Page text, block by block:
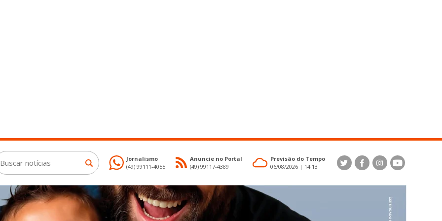
Jornalismo
(49) 99111-4055
Anuncie no Portal
(49) 99117-4389
Previsão do Tempo
06/08/2026 | 14:13